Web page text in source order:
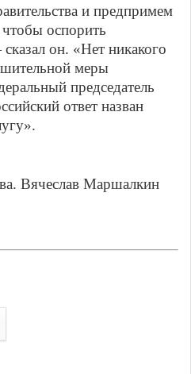
и предпримем
оспорить
он. «Нет никакого
меры
председатель
ответ назван
Вячеслав Маршалкин